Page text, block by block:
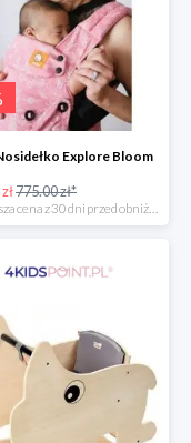
Explore Bloom
775.00 zł*